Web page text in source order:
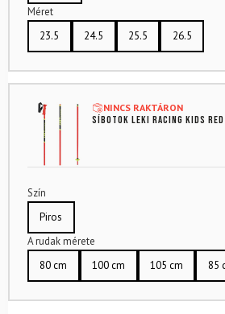
Méret
23.5
24.5 25.5 26.5
NINCS RAKTÁRON
Síbotok LEKI Racing Kids Red
Szín
Piros
A rudak mérete
80 cm
100 cm 105 cm 85